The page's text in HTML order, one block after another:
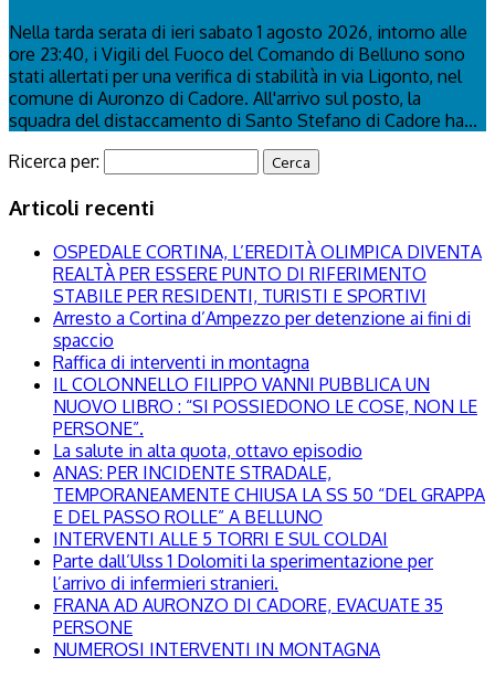
Nella tarda serata di ieri sabato 1 agosto 2026, intorno alle
ore 23:40, i Vigili del Fuoco del Comando di Belluno sono
stati allertati per una verifica di stabilità in via Ligonto, nel
comune di Auronzo di Cadore. All'arrivo sul posto, la
squadra del distaccamento di Santo Stefano di Cadore ha...
Ricerca per:
Articoli recenti
OSPEDALE CORTINA, L’EREDITÀ OLIMPICA DIVENTA
REALTÀ PER ESSERE PUNTO DI RIFERIMENTO
STABILE PER RESIDENTI, TURISTI E SPORTIVI
Arresto a Cortina d’Ampezzo per detenzione ai fini di
spaccio
Raffica di interventi in montagna
IL COLONNELLO FILIPPO VANNI PUBBLICA UN
NUOVO LIBRO : “SI POSSIEDONO LE COSE, NON LE
PERSONE”.
La salute in alta quota, ottavo episodio
ANAS: PER INCIDENTE STRADALE,
TEMPORANEAMENTE CHIUSA LA SS 50 “DEL GRAPPA
E DEL PASSO ROLLE” A BELLUNO
INTERVENTI ALLE 5 TORRI E SUL COLDAI
Parte dall’Ulss 1 Dolomiti la sperimentazione per
l’arrivo di infermieri stranieri.
FRANA AD AURONZO DI CADORE, EVACUATE 35
PERSONE
NUMEROSI INTERVENTI IN MONTAGNA